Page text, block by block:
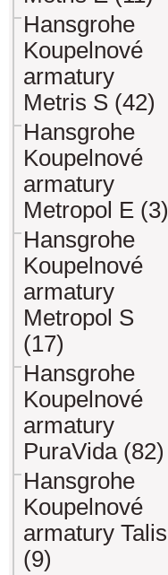
Hansgrohe
Koupelnové
armatury
Metris S (42)
Hansgrohe
Koupelnové
armatury
Metropol E (3)
Hansgrohe
Koupelnové
armatury
Metropol S
(17)
Hansgrohe
Koupelnové
armatury
PuraVida (82)
Hansgrohe
Koupelnové
armatury Talis
(9)